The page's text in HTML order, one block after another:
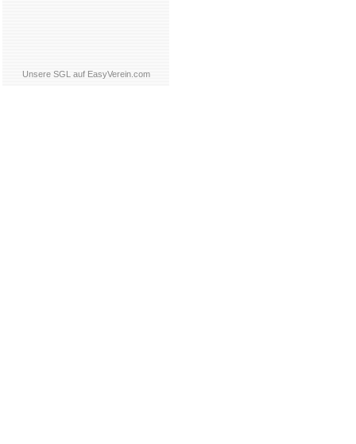
Unsere SGL auf EasyVerein.com